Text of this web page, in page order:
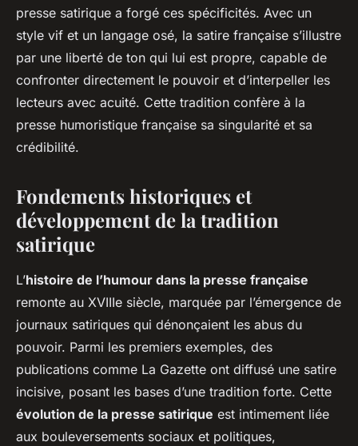
presse satirique a forgé ces spécificités. Avec un
style vif et un langage osé, la satire française s’illustre
par une liberté de ton qui lui est propre, capable de
confronter directement le pouvoir et d’interpeller les
lecteurs avec acuité. Cette tradition confère à la
presse humoristique française sa singularité et sa
crédibilité.
Fondements historiques et
développement de la tradition
satirique
L’histoire de l’humour dans la presse française
remonte au XVIIIe siècle, marquée par l’émergence de
journaux satiriques qui dénonçaient les abus du
pouvoir. Parmi les premiers exemples, des
publications comme La Gazette ont diffusé une satire
incisive, posant les bases d’une tradition forte. Cette
évolution de la presse satirique est intimement liée
aux bouleversements sociaux et politiques,